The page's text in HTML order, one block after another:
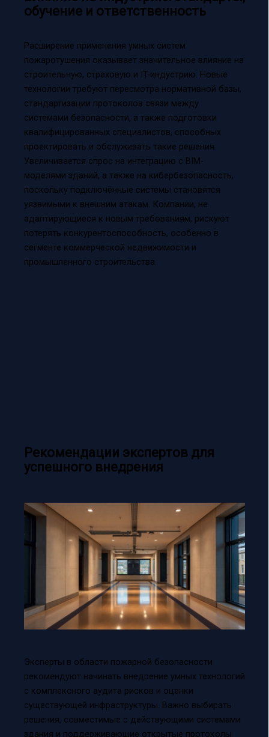
обучение и ответственность
Расширение применения умных систем
пожаротушения оказывает значительное влияние на
строительную, страховую и IT-индустрию. Новые
технологии требуют пересмотра нормативной базы,
стандартизации протоколов связи между
системами безопасности, а также подготовки
квалифицированных специалистов, способных
проектировать и обслуживать такие решения.
Увеличивается спрос на интеграцию с BIM-
моделями зданий, а также на кибербезопасность,
поскольку подключённые системы становятся
уязвимыми к внешним атакам. Компании, не
адаптирующиеся к новым требованиям, рискуют
потерять конкурентоспособность, особенно в
сегменте коммерческой недвижимости и
промышленного строительства.
Рекомендации экспертов для
успешного внедрения
Эксперты в области пожарной безопасности
рекомендуют начинать внедрение умных технологий
с комплексного аудита рисков и оценки
существующей инфраструктуры. Важно выбирать
решения, совместимые с действующими системами
здания и поддерживающие открытые протоколы